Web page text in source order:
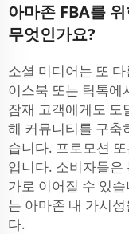
아마존 FBA를
무엇인가요?
소셜 미디어는 또
이스북 또는 틱톡에
잠재 고객에게도 도
해 커뮤니티를 구축
습니다. 프로모션
입니다. 소비자들은
가로 이어질 수 있
는 아마존 내 가시
다.